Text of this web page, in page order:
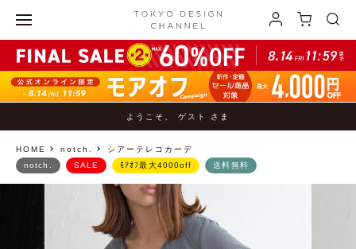
ようこそ、 ゲスト さま
HOME notch. シアーテレコカーデ
notch. SALE ﾓｱｵﾌ最大4000off 送料無料